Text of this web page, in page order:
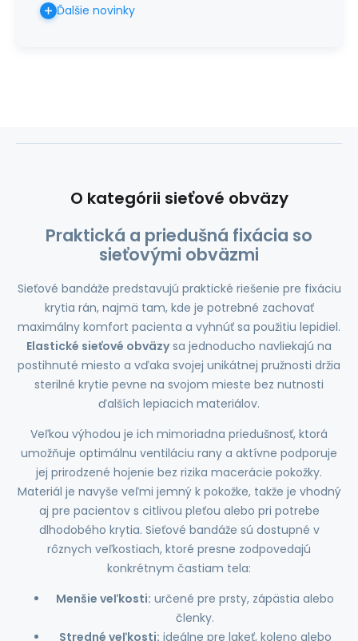
Ďalšie novinky
O kategórii sieťové obväzy
Praktická a priedušná fixácia so
sieťovými obväzmi
Sieťové bandáže predstavujú praktické riešenie pre fixáciu
krytia rán, najmä tam, kde je potrebné zachovať
maximálny komfort pacienta a vyhnúť sa použitiu lepidiel.
Elastické sieťové obväzysa jednoducho navliekajú na
postihnuté miesto a vďaka svojej unikátnej pružnosti držia
sterilné krytie pevne na svojom mieste bez nutnosti
ďalších lepiacich materiálov.
Veľkou výhodou je ich mimoriadna priedušnosť, ktorá
umožňuje optimálnu ventiláciu rany a aktívne podporuje
jej prirodzené hojenie bez rizika macerácie pokožky.
Materiál je navyše veľmi jemný k pokožke, takže je vhodný
aj pre pacientov s citlivou pleťou alebo pri potrebe
dlhodobého krytia. Sieťové bandáže sú dostupné v
rôznych veľkostiach, ktoré presne zodpovedajú
konkrétnym častiam tela:
Menšie veľkosti: určené pre prsty, zápästia alebo
členky.
Stredné veľkosti: ideálne pre lakeť, koleno alebo